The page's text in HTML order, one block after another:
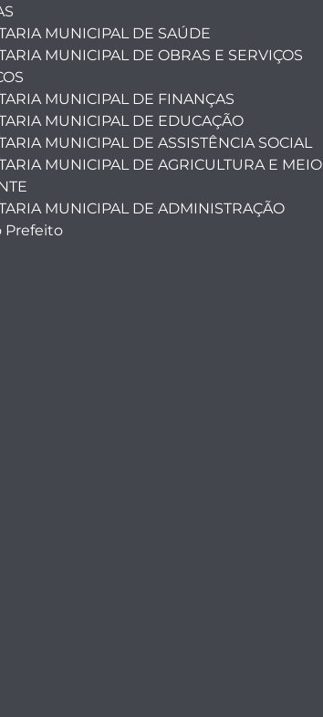
MUNICIPAL DE SAÚDE
MUNICIPAL DE OBRAS E SERVIÇOS
MUNICIPAL DE FINANÇAS
MUNICIPAL DE EDUCAÇÃO
MUNICIPAL DE ASSISTÊNCIA SOCIAL
MUNICIPAL DE AGRICULTURA E MEIO
MUNICIPAL DE ADMINISTRAÇÃO
Prefeito